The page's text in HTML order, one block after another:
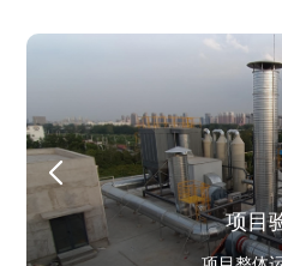
客户背景
全球优秀的新材料供应商
项目验收
项目整体运行调试
项目验收
项目整体运行调试